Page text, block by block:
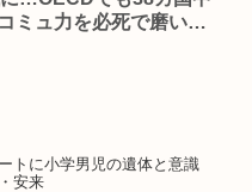
ミュ力を必死で磨いた
トに小学男児の遺体と意識
安来